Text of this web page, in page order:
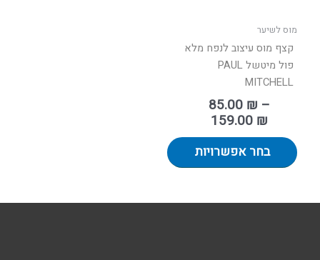
מוס לשיער
קצף מוס עיצוב לנפח מלא
פול מיטשל PAUL
MITCHELL
85.00 ₪ –
159.00 ₪
בחר אפשרויות